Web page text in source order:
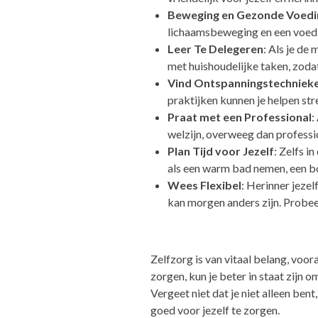
Beweging en Gezonde
lichaamsbeweging en een
Leer Te Delegeren: Als je de
met huishoudelijke taken,
Vind
praktijken kunnen je helpen
Praat met een Professional:
welzijn, overweeg dan
Plan Tijd voor Jezelf: Zelfs
als een warm bad nemen, een
Wees Flexibel: Herinner
kan morgen anders zijn.
Zelfzorg is van vitaal belang,
zorgen, kun je beter in staat zijn
Vergeet niet dat je niet alleen
goed voor jezelf te zorgen.